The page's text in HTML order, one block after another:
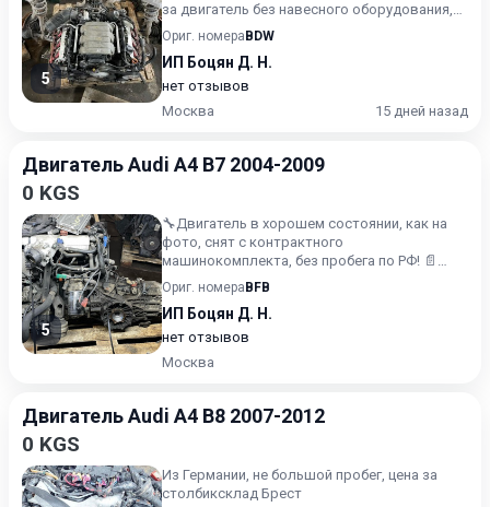
5
за двигатель без навесного оборудования,
голый столб...
Ориг. номера BDW
ИП Боцян Д. Н.
нет отзывов
Москва
15 дней назад
Двигатель Audi A4 B7 2004-2009
0 KGS
5
🔧Двигатель в хорошем состоянии, как на
фото, снят с контрактного
машинокомплекта, без пробега по РФ! 📄
Предоставляем полный пакет документов!...
Ориг. номера BFB
ИП Боцян Д. Н.
нет отзывов
Москва
Двигатель Audi A4 B8 2007-2012
0 KGS
Из Германии, не большой пробег, цена за
столбиксклад Брест